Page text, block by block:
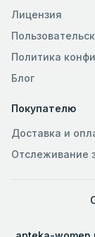
Лицензия
Политика
Блог
Покупателю
Доставка и
Отслеживание